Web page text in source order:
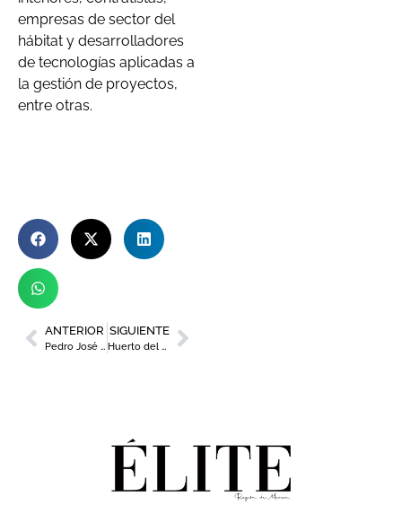
empresas de sector del
hábitat y desarrolladores
de tecnologías aplicadas a
la gestión de proyectos,
entre otras.
ANTERIOR
Pedro José García Gimeno, nuevo director general de La Manga Club
SIGUIENTE
Huerto del Cura, hotel con encanto muy cerca de Murcia